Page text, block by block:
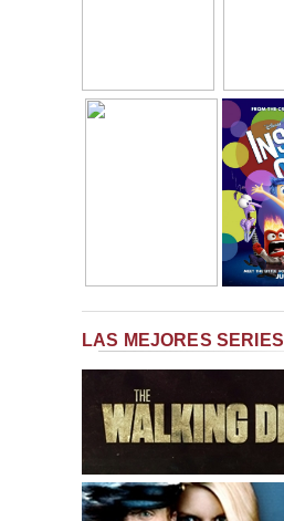
LAS MEJORES SERIES